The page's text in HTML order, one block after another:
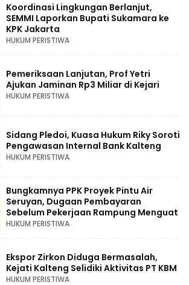
Koordinasi Lingkungan Berlanjut,
SEMMI Laporkan Bupati Sukamara ke
KPK Jakarta
HUKUM PERISTIWA
Pemeriksaan Lanjutan, Prof Yetri
Ajukan Jaminan Rp3 Miliar di Kejari
HUKUM PERISTIWA
Sidang Pledoi, Kuasa Hukum Riky Soroti
Pengawasan Internal Bank Kalteng
HUKUM PERISTIWA
Bungkamnya PPK Proyek Pintu Air
Seruyan, Dugaan Pembayaran
Sebelum Pekerjaan Rampung Menguat
HUKUM PERISTIWA
Ekspor Zirkon Diduga Bermasalah,
Kejati Kalteng Selidiki Aktivitas PT KBM
HUKUM PERISTIWA